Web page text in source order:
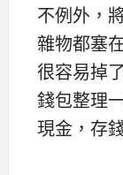
不例外，
雜物都塞
很容易掉
錢包整理
現金，存